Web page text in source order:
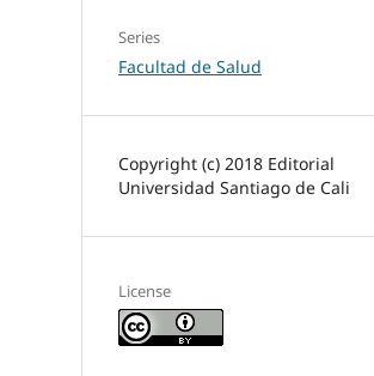
Series
Facultad de Salud
Copyright (c) 2018 Editorial
Universidad Santiago de Cali
License